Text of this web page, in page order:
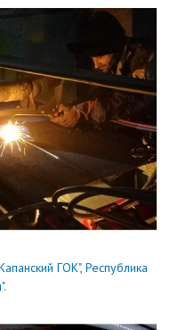
ГОК", Республика